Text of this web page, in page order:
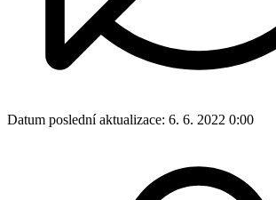
Datum poslední aktualizace: 6. 6. 2022 0:00